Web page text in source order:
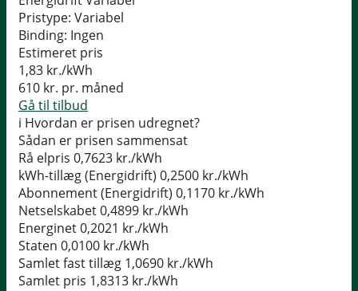
Pristype: Variabel
Binding: Ingen
Estimeret pris
1,83 kr./kWh
610 kr. pr. måned
Gå til tilbud
i Hvordan er prisen udregnet?
Sådan er prisen sammensat
Rå elpris 0,7623 kr./kWh
kWh-tillæg (Energidrift) 0,2500 kr./kWh
Abonnement (Energidrift) 0,1170 kr./kWh
Netselskabet0,4899 kr./kWh
Energinet0,2021 kr./kWh
Staten 0,0100 kr./kWh
Samlet fast tillæg 1,0690 kr./kWh
Samlet pris 1,8313 kr./kWh